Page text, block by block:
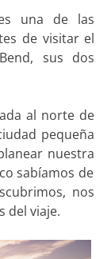
una de las
de visitar el
sus dos
al norte de
pequeña
nuestra
sabíamos de
nos
del viaje.